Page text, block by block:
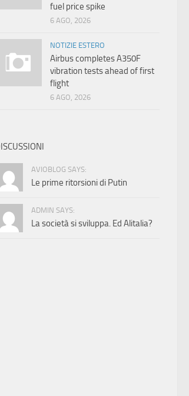
fuel price spike
6 AGO, 2026
NOTIZIE ESTERO
Airbus completes A350F
vibration tests ahead of first
flight
6 AGO, 2026
AVIOBLOG SAYS:
Le prime ritorsioni di Putin
ADMIN SAYS:
La società si sviluppa. Ed Alitalia?